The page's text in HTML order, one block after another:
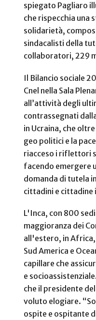
spiegato Pagliaro
che rispecchia una
solidarietà,
sindacalisti della
collaboratori, 229
Il Bilancio sociale
Cnel nella Sala
all’attività degli
contrassegnati
in Ucraina, che
geo politici e la
riacceso i riflettori
facendo emergere
domanda di tutela
cittadini e cittadine
L'Inca, con 800
maggioranza dei
all'estero, in
Sud America e
capillare che
e
che il presidente del
voluto elogiare.
ospite e ospitante